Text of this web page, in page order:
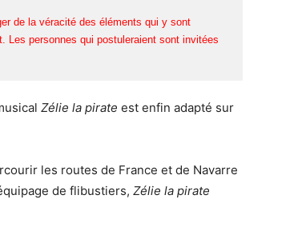
de la véracité des éléments qui y sont
Les personnes qui postuleraient sont invitées
Zélie la pirate est enfin adapté sur
les routes de France et de Navarre
de flibustiers, Zélie la pirate